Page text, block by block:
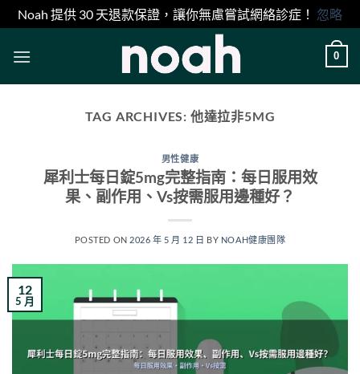
Noah 提供 30 天退款保證，讓你無慮嘗試網絡診症！ 忽略
0
TAG ARCHIVES: 他達拉非5MG
男性健康
犀利士每日錠5mg完整指南：每日服用效
果、副作用、Vs按需服用邊種好？
POSTED ON 2026 年 5 月 12 日 BY NOAH健康團隊
12
5 月